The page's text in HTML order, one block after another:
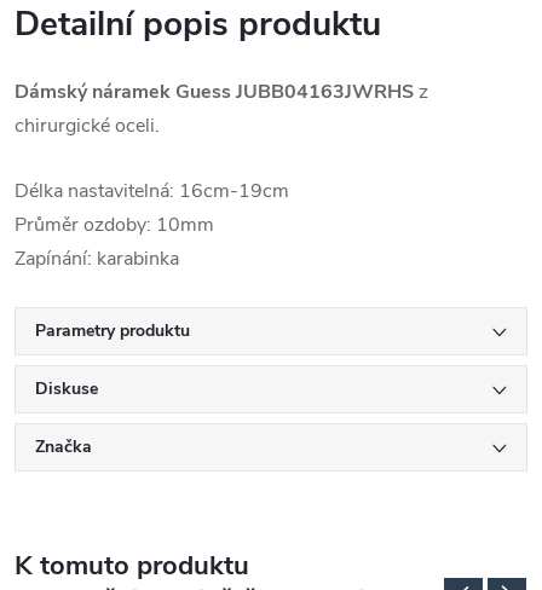
Detailní popis produktu
Dámský náramek Guess JUBB04163JWRHSz
chirurgické oceli.
Délka nastavitelná: 16cm-19cm
Průměr ozdoby: 10mm
Zapínání: karabinka
Parametry produktu
Diskuse
Značka
K tomuto produktu